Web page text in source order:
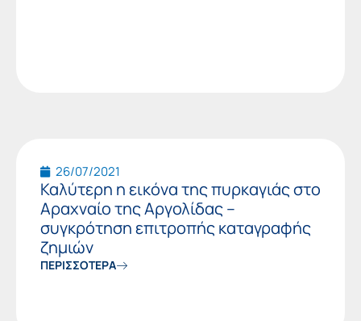
26/07/2021
Καλύτερη η εικόνα της πυρκαγιάς στο
Αραχναίο της Αργολίδας –
συγκρότηση επιτροπής καταγραφής
ζημιών
ΠΕΡΙΣΣΟΤΕΡΑ